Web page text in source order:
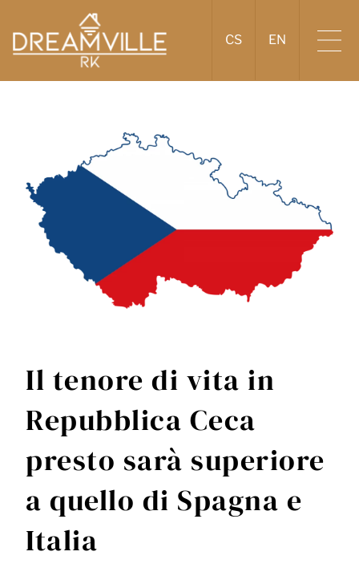
CS EN
Il tenore di vita in
Repubblica Ceca
presto sarà superiore
a quello di Spagna e
Italia